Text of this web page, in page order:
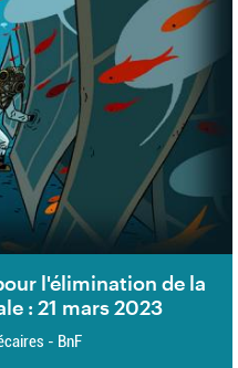
l'élimination de la
: 21 mars 2023
- BnF